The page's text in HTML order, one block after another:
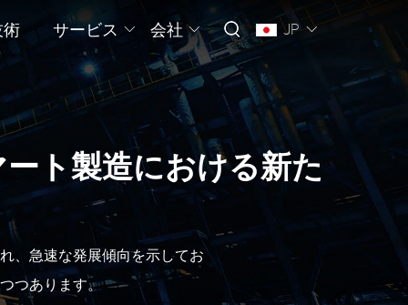
術 サービス 会社 JP
ト製造における新た
、急速な発展傾向を示してお
つあります。